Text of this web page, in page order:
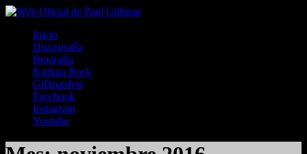
Inicio
Discografía
Biografía
Kultura Rock
Gillmanfest
Facebook
Instagram
Youtube